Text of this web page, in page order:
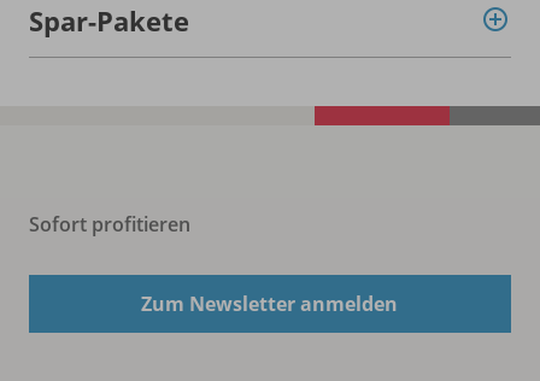
Spar-Pakete
Sofort profitieren
Zum Newsletter anmelden